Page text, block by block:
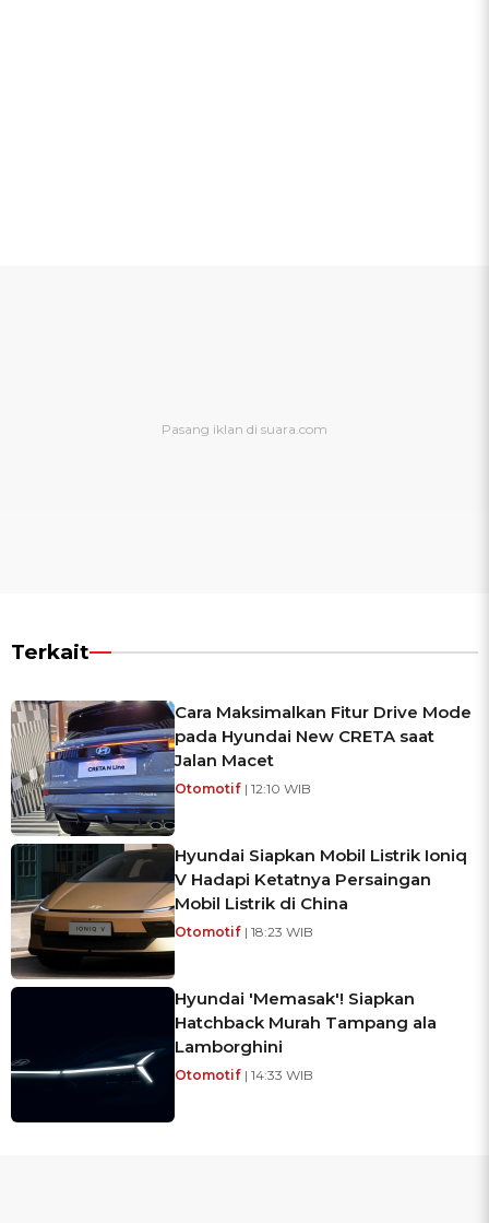
Terkait
Cara Maksimalkan Fitur Drive Mode
pada Hyundai New CRETA saat
Jalan Macet
Otomotif | 12:10 WIB
Hyundai Siapkan Mobil Listrik Ioniq
V Hadapi Ketatnya Persaingan
Mobil Listrik di China
Otomotif | 18:23 WIB
Hyundai 'Memasak'! Siapkan
Hatchback Murah Tampang ala
Lamborghini
Otomotif | 14:33 WIB